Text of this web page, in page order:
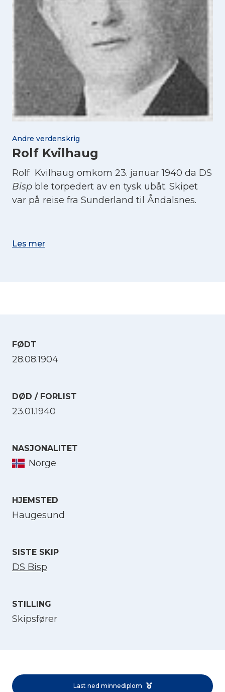
Andre verdenskrig
Rolf Kvilhaug
Rolf Kvilhaug omkom 23. januar 1940 da DS
Bisp ble torpedert av en tysk ubåt. Skipet
var på reise fra Sunderland til Åndalsnes.
Les mer
FØDT
28.08.1904
DØD / FORLIST
23.01.1940
NASJONALITET
Norge
HJEMSTED
Haugesund
SISTE SKIP
DS Bisp
STILLING
Skipsfører
Last ned minnediplom
English
Norsk bokmål